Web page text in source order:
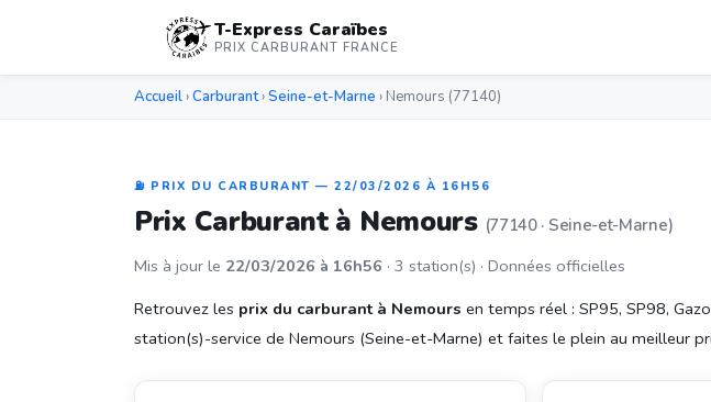
T-Express Caraïbes
PRIX CARBURANT FRANCE
Accueil ›Carburant›Seine-et-Marne › Nemours (77140)
⛽ PRIX DU CARBURANT — 22/03/2026 À 16H56
Prix Carburant à Nemours (77140 · Seine-et-Marne)
Mis à jour le 22/03/2026 à 16h56 · 3 station(s) · Données officielles
Retrouvez les prix du carburant à Nemours en temps réel : SP95, SP98,
station(s)-service de Nemours (Seine-et-Marne) et faites le plein au meilleur